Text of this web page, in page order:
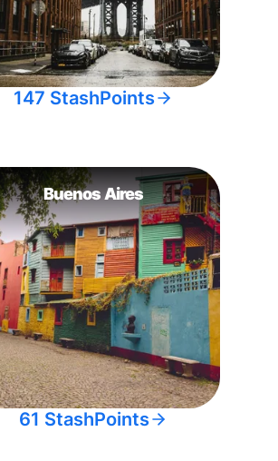
147 StashPoints
Buenos Aires
61 StashPoints